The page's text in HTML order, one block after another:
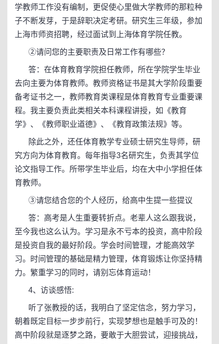
学教师工作没有编制，更促使心里做大学教师的那粒种
子不断发芽，于是辞职决定考研。研究生三年级，参加
上海市师资招聘，经过面试到上海体育学院任教。
②请问您的主要职责及日常工作有哪些？
答：在体育教育学院担任教师，所在学院学生毕业
去向主要为体育教师。教师资格证书是其大学阶段重要
备考证书之一，教师教育类课程是体育教育专业重要课
程。我主要负责此类相关本科课程讲授，如《教育
学》、《教师职业道德》、《教育政策法规》等。
除此之外，还任体育教学专业硕士研究生导师，研
究方向为体育教育。每年指导3名研究生，负责其学位
论文指导工作。所带学生毕业后，均在大中小学担任体
育教师。
③请您结合您的个人经历，给高中生提一些提议
答：高考是人生重要转折点。老辈人这么跟我说，
至今我也这么认为。学习是永不亏本的投资，高中阶段
是投资自我的最好阶段。学会时间管理，才能高效学
习。时间管理的基础是精力管理，体育锻炼让你坚持精
力。繁重学习的同时，请别忘体育运动！
4、访谈感悟:
听了张教授的话，我明白了坚定信念，努力学习，
朝着既定目标一步步前行，实现梦想也是触手可及的！
高中阶段就是逐梦之路，要敢于大胆尝试，迎接挑战，